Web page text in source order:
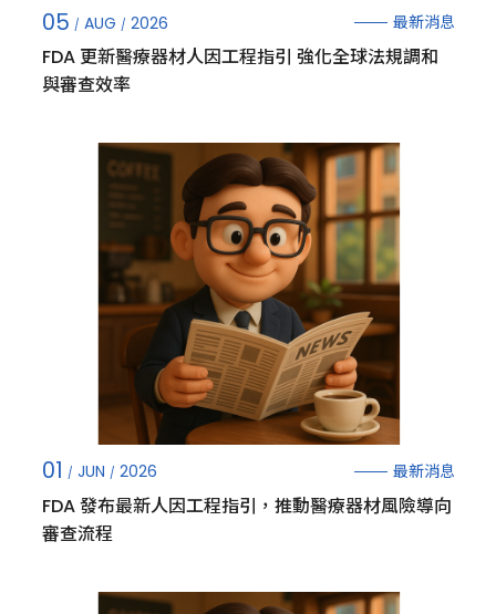
05 AUG 2026 最新消息
FDA 更新醫療器材人因工程指引 強化全球法規調和
與審查效率
01 JUN 2026 最新消息
FDA 發布最新人因工程指引，推動醫療器材風險導向
審查流程